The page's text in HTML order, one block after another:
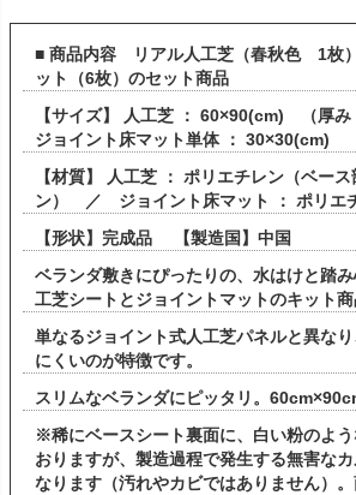
■ 商品内容 リアル人工芝（春秋色 1枚
ット（6枚）のセット商品
【サイズ】 人工芝 ： 60×90(cm) （厚
ジョイント床マット単体 ： 30×30(cm)
【材質】 人工芝 ： ポリエチレン（ベー
ン） ／ ジョイント床マット ： ポリエ
【形状】完成品 【製造国】中国
ベランダ敷きにぴったりの、水はけと踏
工芝シートとジョイントマットのキット商
単なるジョイント式人工芝パネルと異な
にくいのが特徴です。
スリムなベランダにピッタリ。
※稀にベースシート裏面に、白い粉のよ
おりますが、製造過程で発生する無害な
なります（汚れやカビではありません）